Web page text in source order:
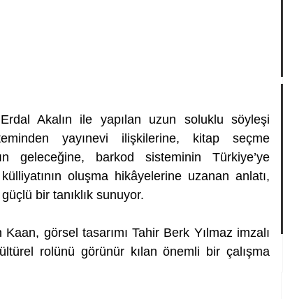
Akalın ile yapılan uzun soluklu söyleşi
yayınevi ilişkilerine, kitap seçme
geleceğine, barkod sisteminin Türkiye’ye
oluşma hikâyelerine uzanan anlatı,
bir tanıklık sunuyor.
görsel tasarımı Tahir Berk Yılmaz imzalı
rolünü görünür kılan önemli bir çalışma